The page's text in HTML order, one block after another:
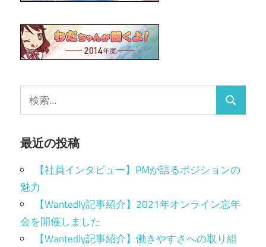
最近の投稿
【社員インタビュー】PMが語るポジションの
魅力
【Wantedly記事紹介】2021年オンライン忘年
会を開催しました
【Wantedly記事紹介】働きやすさへの取り組